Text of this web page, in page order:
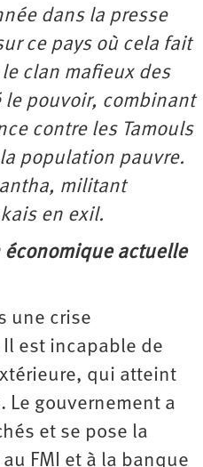
dans la presse
ce pays où cela fait
clan mafieux des
le pouvoir, combinant
contre les Tamouls
population pauvre.
militant
en exil.
actuelle
une crise
est incapable de
qui atteint
Le gouvernement a
et se pose la
FMI et à la banque